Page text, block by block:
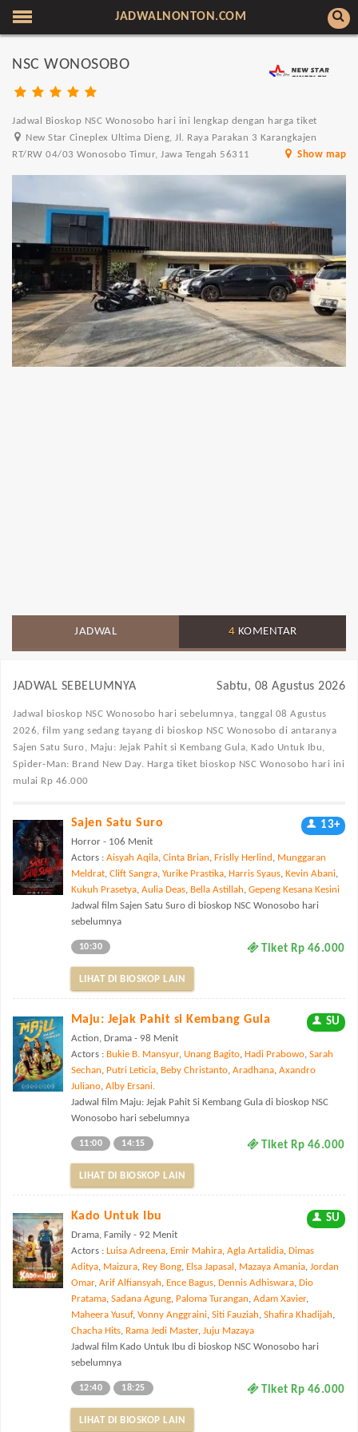
JADWALNONTON.COM
NSC WONOSOBO
Jadwal Bioskop NSC Wonosobo hari ini lengkap dengan harga tiket
New Star Cineplex Ultima Dieng, Jl. Raya Parakan 3 Karangkajen
RT/RW 04/03 Wonosobo Timur, Jawa Tengah 56311
Show map
JADWAL 4 KOMENTAR
JADWAL SEBELUMNYA Sabtu, 08 Agustus 2026
Jadwal bioskop NSC Wonosobo hari sebelumnya, tanggal 08 Agustus
2026, film yang sedang tayang di bioskop NSC Wonosobo di antaranya
Sajen Satu Suro, Maju: Jejak Pahit si Kembang Gula, Kado Untuk Ibu,
Spider-Man: Brand New Day. Harga tiket bioskop NSC Wonosobo hari ini
mulai Rp 46.000
Sajen Satu Suro 13+
Horror - 106 Menit
Actors : Aisyah Aqila, Cinta Brian, Frislly Herlind , Munggaran
Meldrat, Clift Sangra, Yurike Prastika, Harris Syaus, Kevin Abani,
Kukuh Prasetya, Aulia Deas, Bella Astillah, Gepeng Kesana Kesini
Jadwal film Sajen Satu Suro di bioskop NSC Wonosobo hari
sebelumnya
Tiket Rp 46.000
10:30
LIHAT DI BIOSKOP LAIN
Maju: Jejak Pahit si Kembang Gula SU
Action, Drama - 98 Menit
Actors : Bukie B. Mansyur, Unang Bagito, Hadi Prabowo, Sarah
Sechan, Putri Leticia, Beby Christanto, Aradhana, Axandro
Juliano, Alby Ersani.
Jadwal film Maju: Jejak Pahit Si Kembang Gula di bioskop NSC
Wonosobo hari sebelumnya
Tiket Rp 46.000
11:00 14:15
LIHAT DI BIOSKOP LAIN
Kado Untuk Ibu SU
Drama, Family - 92 Menit
Actors : Luisa Adreena, Emir Mahira, Agla Artalidia, Dimas
Aditya, Maizura, Rey Bong, Elsa Japasal , Mazaya Amania, Jordan
Omar, Arif Alfiansyah, Ence Bagus, Dennis Adhiswara, Dio
Pratama, Sadana Agung, Paloma Turangan, Adam Xavier,
Maheera Yusuf, Vonny Anggraini, Siti Fauziah, Shafira Khadijah,
Chacha Hits, Rama Jedi Master, Juju Mazaya
Jadwal film Kado Untuk Ibu di bioskop NSC Wonosobo hari
sebelumnya
Tiket Rp 46.000
12:40 18:25
LIHAT DI BIOSKOP LAIN